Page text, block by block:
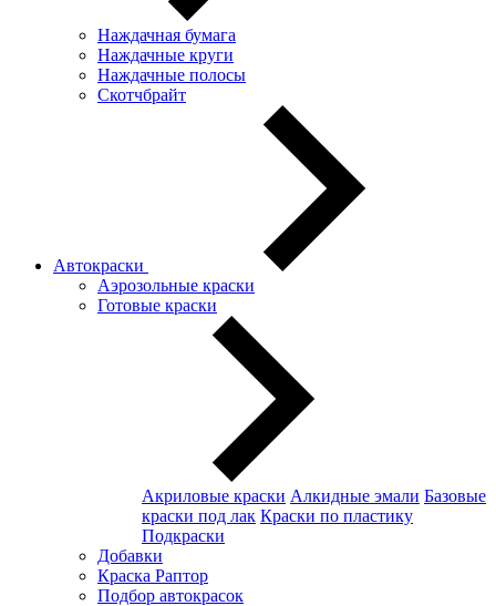
Наждачная бумага
Наждачные круги
Наждачные полосы
Скотчбрайт
Автокраски
Аэрозольные краски
Готовые краски
Акриловые краски Алкидные эмали Базовые
краски под лак Краски по пластику
Подкраски
Добавки
Краска Раптор
Подбор автокрасок